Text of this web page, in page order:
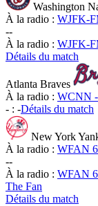
Washington
À la radio : WJFK-
--
À la radio : WJFK-
Détails du match
Atlanta Braves
À la radio : WCNN -
- : -Détails du match
New York
À la radio : WFAN
--
À la radio : WFAN
The Fan
Détails du match